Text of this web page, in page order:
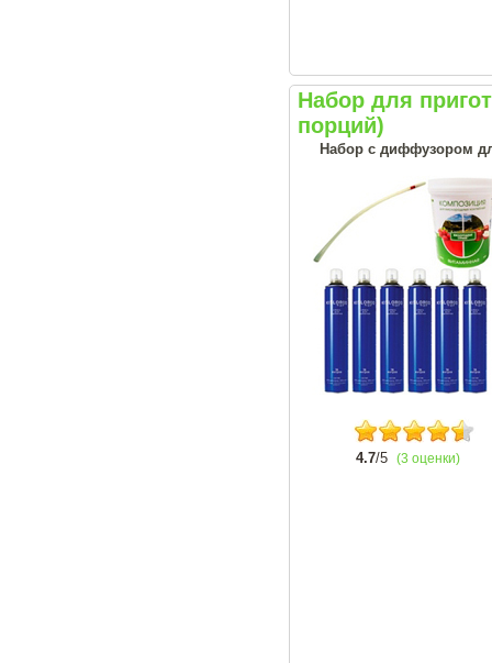
Набор для
порций)
Набор с диффузором
4.7/5 (3 оценки)